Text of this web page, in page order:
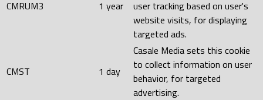
CMRUM3 1 year
user tracking based on user's
website visits, for displaying
targeted ads.
CMST 1 day
Casale Media sets this cookie
to collect information on user
behavior, for targeted
advertising.